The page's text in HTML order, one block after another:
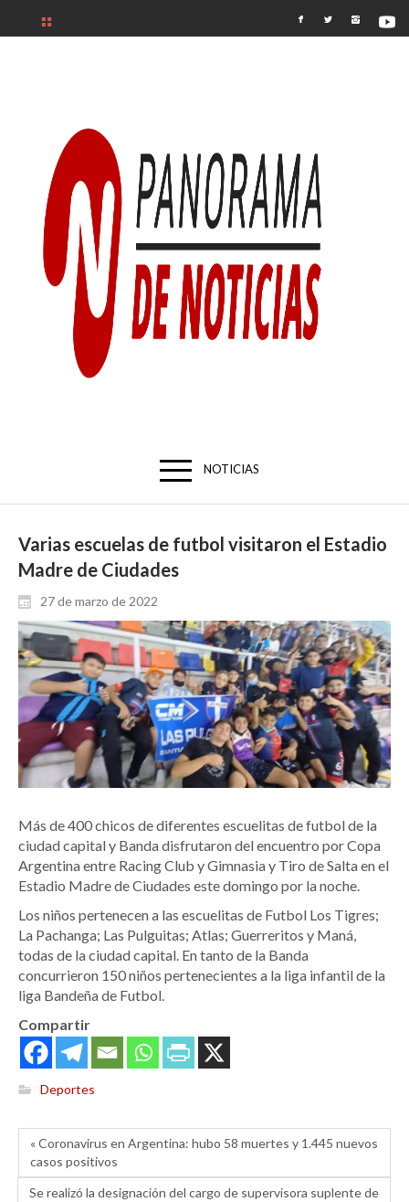
NOTICIAS
Varias escuelas de futbol visitaron el Estadio
Madre de Ciudades
27 de marzo de 2022
Más de 400 chicos de diferentes escuelitas de futbol de la
ciudad capital y Banda disfrutaron del encuentro por Copa
Argentina entre Racing Club y Gimnasia y Tiro de Salta en el
Estadio Madre de Ciudades este domingo por la noche.
Los niños pertenecen a las escuelitas de Futbol Los Tigres;
La Pachanga; Las Pulguitas; Atlas; Guerreritos y Maná,
todas de la ciudad capital. En tanto de la Banda
concurrieron 150 niños pertenecientes a la liga infantil de la
liga Bandeña de Futbol.
Compartir
Deportes
« Coronavirus en Argentina: hubo 58 muertes y 1.445 nuevos
casos positivos
Se realizó la designación del cargo de supervisora suplente de